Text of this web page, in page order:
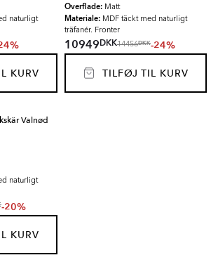
naturligt
KURV
Overflade: Matt
Materiale: MDF täckt med naturligt
träfanér. Fronter
10949DKK14456DKK-24%
TILFØJ TIL KURV
Valnød
naturligt
-20%
KURV